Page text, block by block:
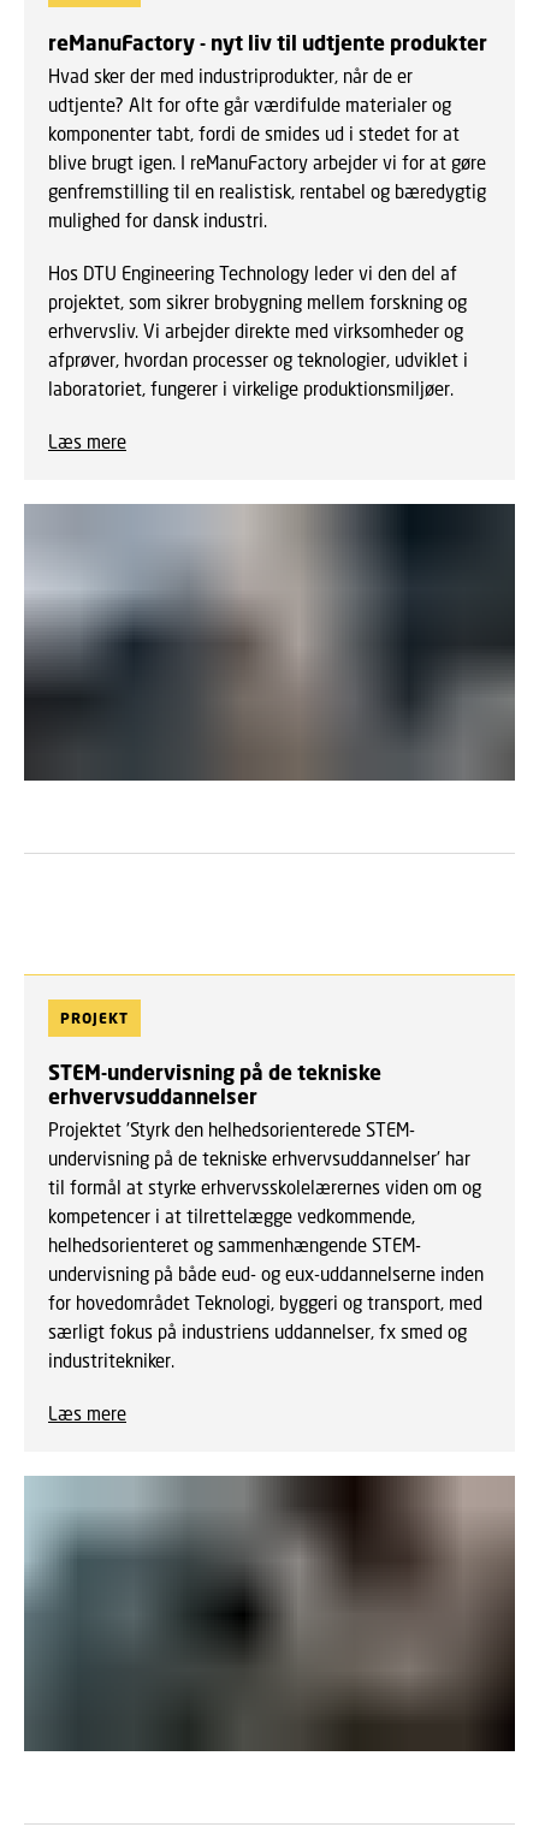
reManuFactory - nyt liv til udtjente produkter
Hvad sker der med industriprodukter, når de er
udtjente? Alt for ofte går værdifulde materialer og
komponenter tabt, fordi de smides ud i stedet for at
blive brugt igen. I reManuFactory arbejder vi for at gøre
genfremstilling til en realistisk, rentabel og bæredygtig
mulighed for dansk industri.
Hos DTU Engineering Technology leder vi den del af
projektet, som sikrer brobygning mellem forskning og
erhvervsliv. Vi arbejder direkte med virksomheder og
afprøver, hvordan processer og teknologier, udviklet i
laboratoriet, fungerer i virkelige produktionsmiljøer.
Læs mere
PROJEKT
STEM-undervisning på de tekniske
erhvervsuddannelser
Projektet 'Styrk den helhedsorienterede STEM-
undervisning på de tekniske erhvervsuddannelser' har
til formål at styrke erhvervsskolelærernes viden om og
kompetencer i at tilrettelægge vedkommende,
helhedsorienteret og sammenhængende STEM-
undervisning på både eud- og eux-uddannelserne inden
for hovedområdet Teknologi, byggeri og transport, med
særligt fokus på industriens uddannelser, fx smed og
industritekniker.
Læs mere